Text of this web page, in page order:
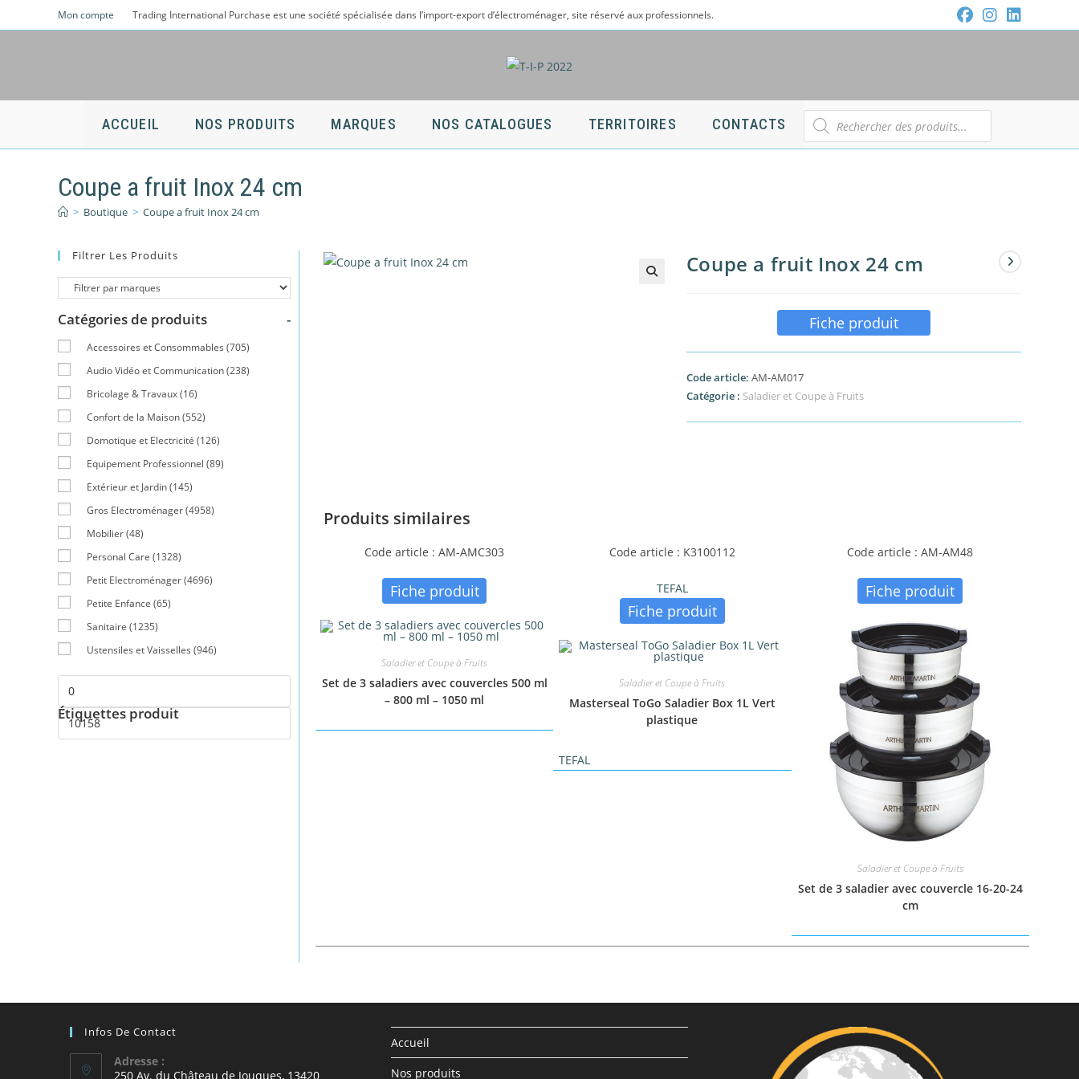
to
Mon compte Trading International Purchase est une société spécialisée dans l’import-export d’électroménager, site réservé aux professionnels.
ACCUEIL NOS PRODUITS MARQUES NOS CATALOGUES TERRITOIRES CONTACTS
Recherche
de
produits
Coupe a fruit Inox 24 cm
> Boutique > Coupe a fruit Inox 24 cm
Coupe a fruit Inox 24 cm
Fiche produit
Code article: AM-AM017
Catégorie : Saladier et Coupe à Fruits
Produits similaires
Code article : AM-AMC303
Fiche produit
Saladier et Coupe à Fruits
Set de 3 saladiers avec couvercles 500 ml
– 800 ml – 1050 ml
Code article : K3100112
TEFAL
Fiche produit
Saladier et Coupe à Fruits
Masterseal ToGo Saladier Box 1L Vert
plastique
TEFAL
Code article : AM-AM48
Fiche produit
Saladier et Coupe à Fruits
Set de 3 saladier avec couvercle 16-20-24
cm
Filtrer Les Produits
Catégories de produits -
Accessoires et Consommables (705)
Audio Vidéo et Communication(238)
Bricolage & Travaux(16)
Confort de la Maison(552)
Domotique et Electricité (126)
Equipement Professionnel (89)
Extérieur et Jardin(145)
Gros Electroménager(4958)
Mobilier(48)
Personal Care (1328)
Petit Electroménager(4696)
Petite Enfance (65)
Sanitaire (1235)
Ustensiles et Vaisselles (946)
Étiquettes produit
Infos De Contact
Adresse :
250 Av. du Château de Jouques, 13420
Accueil
Nos produits